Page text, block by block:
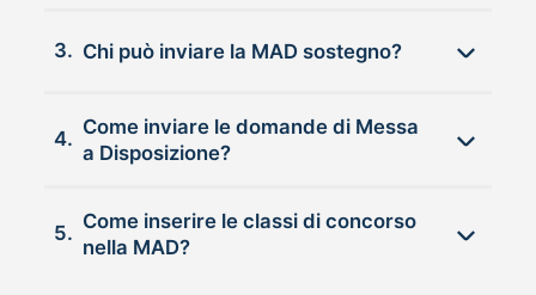
3. Chi può inviare la MAD sostegno?
4.
Come inviare le domande di Messa
a Disposizione?
5.
Come inserire le classi di concorso
nella MAD?